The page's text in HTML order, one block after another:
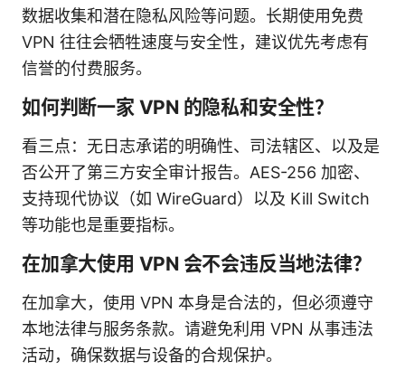
数据收集和潜在隐私风险等问题。长期使用免费
VPN 往往会牺牲速度与安全性，建议优先考虑有
信誉的付费服务。
如何判断一家 VPN 的隐私和安全性？
看三点：无日志承诺的明确性、司法辖区、以及是
否公开了第三方安全审计报告。AES-256 加密、
支持现代协议（如 WireGuard）以及 Kill Switch
等功能也是重要指标。
在加拿大使用 VPN 会不会违反当地法律？
在加拿大，使用 VPN 本身是合法的，但必须遵守
本地法律与服务条款。请避免利用 VPN 从事违法
活动，确保数据与设备的合规保护。